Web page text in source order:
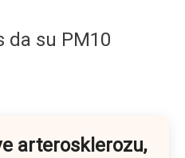
da su PM10
arterosklerozu,